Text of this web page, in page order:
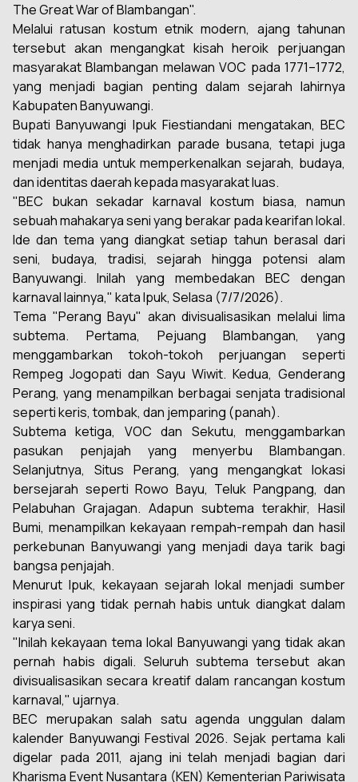
The Great War of Blambangan".
Melalui ratusan kostum etnik modern, ajang tahunan
tersebut akan mengangkat kisah heroik perjuangan
masyarakat Blambangan melawan VOC pada 1771–1772,
yang menjadi bagian penting dalam sejarah lahirnya
Kabupaten Banyuwangi.
Bupati Banyuwangi Ipuk Fiestiandani mengatakan, BEC
tidak hanya menghadirkan parade busana, tetapi juga
menjadi media untuk memperkenalkan sejarah, budaya,
dan identitas daerah kepada masyarakat luas.
"BEC bukan sekadar karnaval kostum biasa, namun
sebuah mahakarya seni yang berakar pada kearifan lokal.
Ide dan tema yang diangkat setiap tahun berasal dari
seni, budaya, tradisi, sejarah hingga potensi alam
Banyuwangi. Inilah yang membedakan BEC dengan
karnaval lainnya," kata Ipuk, Selasa (7/7/2026).
Tema "Perang Bayu" akan divisualisasikan melalui lima
subtema. Pertama, Pejuang Blambangan, yang
menggambarkan tokoh-tokoh perjuangan seperti
Rempeg Jogopati dan Sayu Wiwit. Kedua, Genderang
Perang, yang menampilkan berbagai senjata tradisional
seperti keris, tombak, dan jemparing (panah).
Subtema ketiga, VOC dan Sekutu, menggambarkan
pasukan penjajah yang menyerbu Blambangan.
Selanjutnya, Situs Perang, yang mengangkat lokasi
bersejarah seperti Rowo Bayu, Teluk Pangpang, dan
Pelabuhan Grajagan. Adapun subtema terakhir, Hasil
Bumi, menampilkan kekayaan rempah-rempah dan hasil
perkebunan Banyuwangi yang menjadi daya tarik bagi
bangsa penjajah.
Menurut Ipuk, kekayaan sejarah lokal menjadi sumber
inspirasi yang tidak pernah habis untuk diangkat dalam
karya seni.
"Inilah kekayaan tema lokal Banyuwangi yang tidak akan
pernah habis digali. Seluruh subtema tersebut akan
divisualisasikan secara kreatif dalam rancangan kostum
karnaval," ujarnya.
BEC merupakan salah satu agenda unggulan dalam
kalender Banyuwangi Festival 2026. Sejak pertama kali
digelar pada 2011, ajang ini telah menjadi bagian dari
Kharisma Event Nusantara (KEN) Kementerian Pariwisata